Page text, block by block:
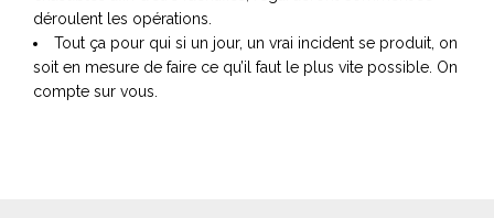
déroulent les opérations.
Tout ça pour qui si un jour, un vrai incident se produit, on
soit en mesure de faire ce qu’il faut le plus vite possible. On
compte sur vous.